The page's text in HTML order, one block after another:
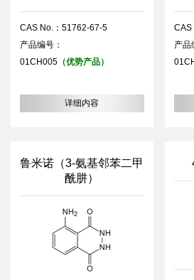
CAS No.：51762-67-5
产品编号：
01CH005（优势产品）
详细内容
CAS
产品
鲁米诺（3-氨基邻苯二甲
酰肼）